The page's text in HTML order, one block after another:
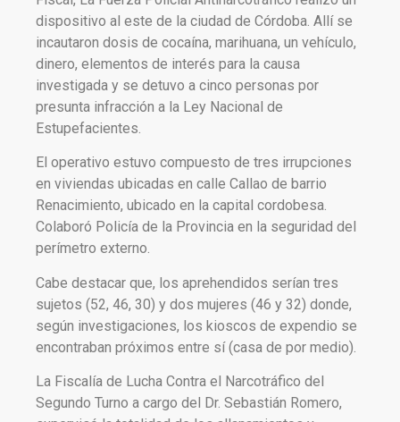
dispositivo al este de la ciudad de Córdoba. Allí se
incautaron dosis de cocaína, marihuana, un vehículo,
dinero, elementos de interés para la causa
investigada y se detuvo a cinco personas por
presunta infracción a la Ley Nacional de
Estupefacientes.
El operativo estuvo compuesto de tres irrupciones
en viviendas ubicadas en calle Callao de barrio
Renacimiento, ubicado en la capital cordobesa.
Colaboró Policía de la Provincia en la seguridad del
perímetro externo.
Cabe destacar que, los aprehendidos serían tres
sujetos (52, 46, 30) y dos mujeres (46 y 32) donde,
según investigaciones, los kioscos de expendio se
encontraban próximos entre sí (casa de por medio).
La Fiscalía de Lucha Contra el Narcotráfico del
Segundo Turno a cargo del Dr. Sebastián Romero,